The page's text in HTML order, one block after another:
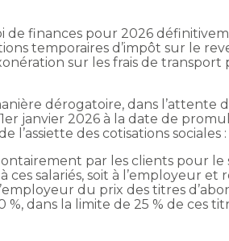
de finances pour 2026
temporaires d’impôt sur le
sur les frais de
dérogatoire, dans l’attente
janvier 2026 à la date de
l’assiette des cotisations sociales :
par les clients pour
ces salariés, soit à l’employeur
du prix des titres
dans la limite de 25 % de ces